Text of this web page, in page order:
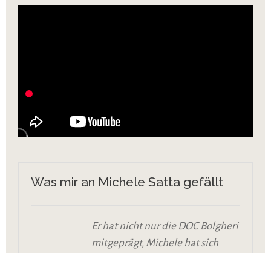
Was mir an Michele Satta gefällt
Er hat nicht nur die DOC Bolgheri
mitgeprägt, Michele hat sich